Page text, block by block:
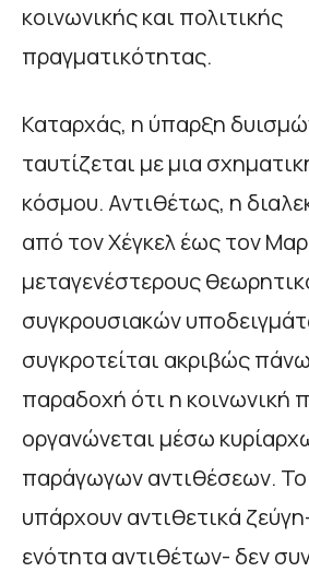
κοινωνικής και πολιτικής
πραγματικότητας.
Καταρχάς, η ύπαρξη
ταυτίζεται με μια
κόσμου. Αντιθέτως, η
από τον Χέγκελ έως τον
μεταγενέστερους
συγκρουσιακών
συγκροτείται ακριβώς
παραδοχή ότι η κοινωνική
οργανώνεται μέσω
παράγωγων αντιθέσεων. Το
υπάρχουν αντιθετικά
ενότητα αντιθέτων- δεν